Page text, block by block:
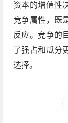
资本的增值性
竞争属性，既
反应。竞争的
了强占和瓜分
选择。